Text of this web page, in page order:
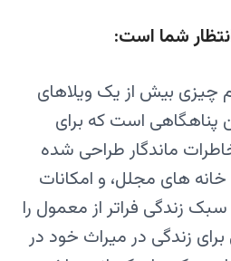
شما است:
چیزی بیش از یک ویلاهای
است که برای
ماندگار طراحی شده
های مجلل، و امکانات
زندگی فراتر از معمول را
زندگی در میراث خود در